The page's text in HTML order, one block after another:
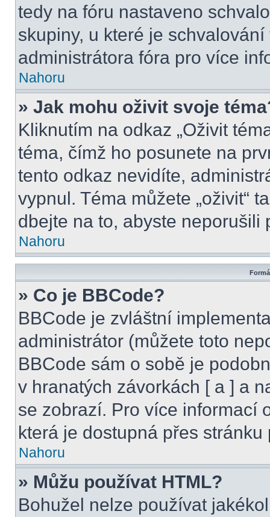
tedy na fóru nastaveno
skupiny, u které je
administrátora fóra pro více
Nahoru
» Jak mohu oživit svoje
Kliknutím na odkaz „Oživit
téma, čímž ho posunete na
tento odkaz nevidíte,
vypnul. Téma můžete „oživit“
dbejte na to, abyste neporušili
Nahoru
» Co je BBCode?
BBCode je zvláštní
administrátor (můžete toto
BBCode sám o sobě je
v hranatých závorkách [ a ] a
se zobrazí. Pro více informací
která je dostupná přes stránku
Nahoru
» Můžu používat HTML?
Bohužel nelze používat